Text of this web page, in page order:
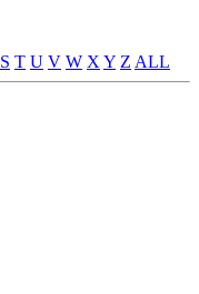
S T U V W X Y Z ALL